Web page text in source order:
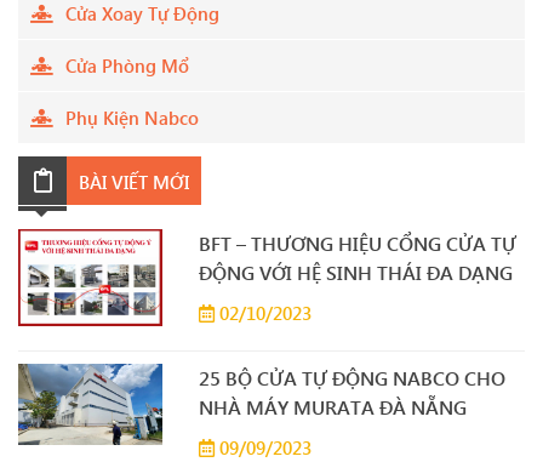
Cửa Xoay Tự Động
Cửa Phòng Mổ
Phụ Kiện Nabco
BÀI VIẾT MỚI
BFT – THƯƠNG HIỆU CỔNG CỬA TỰ
ĐỘNG VỚI HỆ SINH THÁI ĐA DẠNG
02/10/2023
25 BỘ CỬA TỰ ĐỘNG NABCO CHO
NHÀ MÁY MURATA ĐÀ NẴNG
09/09/2023